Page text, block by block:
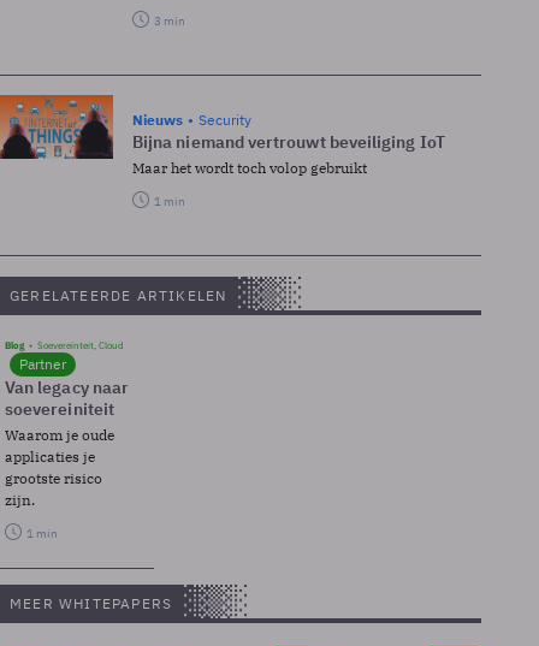
3 min
Nieuws Security
Bijna niemand vertrouwt beveiliging IoT
Maar het wordt toch volop gebruikt
1 min
GERELATEERDE ARTIKELEN
Blog Soevereinteit, Cloud
Partner
Van legacy naar
soevereiniteit
Waarom je oude
applicaties je
grootste risico
zijn.
1 min
MEER WHITEPAPERS